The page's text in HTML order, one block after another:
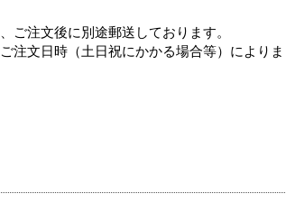
ご注文後に別途郵送しております。
注文日時（土日祝にかかる場合等）により